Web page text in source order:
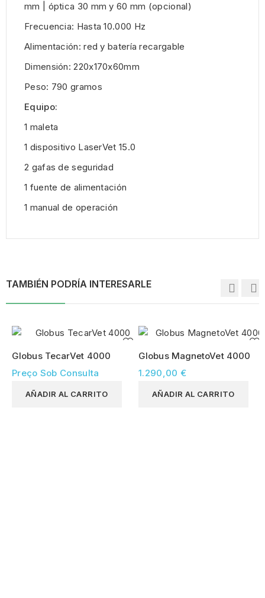
mm | óptica 30 mm y 60 mm (opcional)
Frecuencia: Hasta 10.000 Hz
Alimentación: red y batería recargable
Dimensión: 220x170x60mm
Peso: 790 gramos
Equipo:
1 maleta
1 dispositivo LaserVet 15.0
2 gafas de seguridad
1 fuente de alimentación
1 manual de operación
TAMBIÉN PODRÍA INTERESARLE
Globus TecarVet 4000
Preço Sob Consulta
AÑADIR AL CARRITO
Globus MagnetoVet 4000
1.290,00 €
AÑADIR AL CARRITO